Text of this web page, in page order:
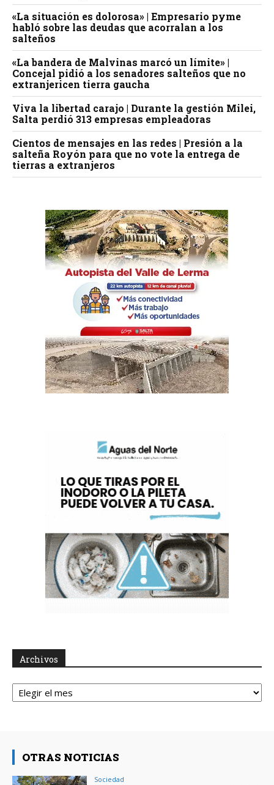
«La situación es dolorosa» | Empresario pyme
habló sobre las deudas que acorralan a los
salteños
«La bandera de Malvinas marcó un límite» |
Concejal pidió a los senadores salteños que no
extranjericen tierra gaucha
Viva la libertad carajo | Durante la gestión Milei,
Salta perdió 313 empresas empleadoras
Cientos de mensajes en las redes | Presión a la
salteña Royón para que no vote la entrega de
tierras a extranjeros
Archivos
Archivos
OTRAS NOTICIAS
Sociedad